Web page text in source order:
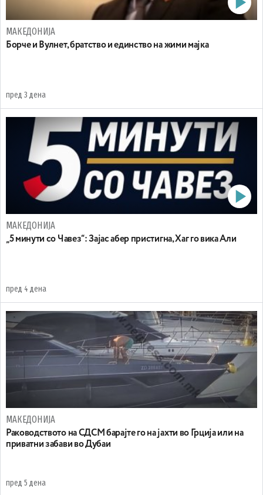
МАКЕДОНИЈА
Борче и Вулнет, братство и единство на жими мајка
пред 3 дена
МАКЕДОНИЈА
„5 минути со Чавез“: Зајас абер пристигна, Хаг го вика Али
пред 4 дена
МАКЕДОНИЈА
Раководството на СДСМ барајте го на јахти во Грција или на
приватни забави во Дубаи
пред 5 дена